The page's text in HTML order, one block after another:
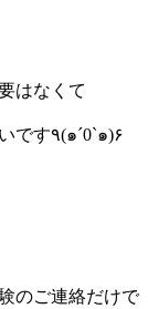
はなくて
頭の片隅にでも入れてくれていると、嬉しいです٩(๑´0`๑)۶
のご連絡だけで